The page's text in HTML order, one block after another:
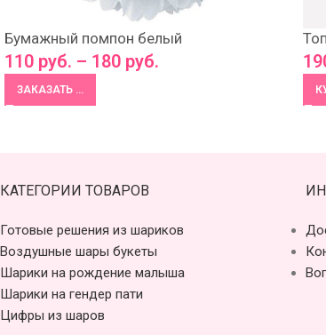
Бумажный помпон белый
110 руб. – 180 руб.
ЗАКАЗАТЬ ...
КАТЕГОРИИ ТОВАРОВ
Готовые решения из шариков
Воздушные шары букеты
Шарики на рождение малыша
Шарики на гендер пати
Цифры из шаров